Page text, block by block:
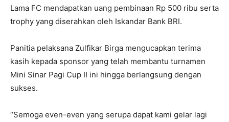
Lama FC mendapatkan uang pembinaan Rp 500 ribu serta
trophy yang diserahkan oleh Iskandar Bank BRI.
Panitia pelaksana Zulfikar Birga mengucapkan terima
kasih kepada sponsor yang telah membantu turnamen
Mini Sinar Pagi Cup II ini hingga berlangsung dengan
sukses.
“Semoga even-even yang serupa dapat kami gelar lagi